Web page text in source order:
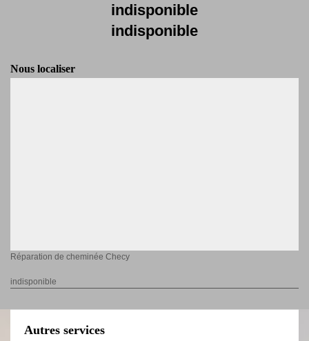
indisponible
indisponible
Nous localiser
Réparation de cheminée Checy
indisponible
Autres services